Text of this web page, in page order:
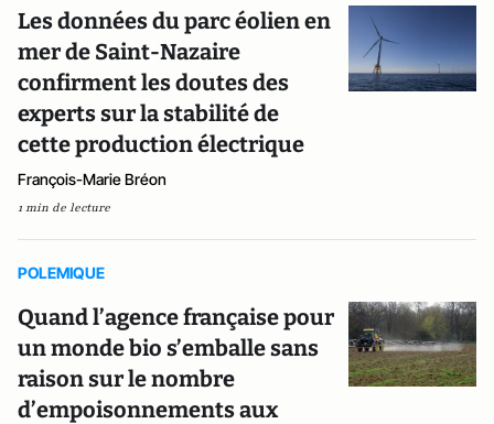
Les données du parc éolien en
mer de Saint-Nazaire
confirment les doutes des
experts sur la stabilité de
cette production électrique
François-Marie Bréon
1 min de lecture
POLEMIQUE
Quand l’agence française pour
un monde bio s’emballe sans
raison sur le nombre
d’empoisonnements aux